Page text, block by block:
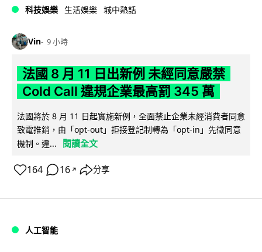
科技娛樂 生活娛樂 城中熱話
Vin 9 小時
法國 8 月 11 日出新例 未經同意嚴禁
Cold Call 違規企業最高罰 345 萬
法國將於 8 月 11 日起實施新例，全面禁止企業未經消費者同意
致電推銷，由「opt-out」拒接登記制轉為「opt-in」先徵同意
機制。違...
閱讀全文
164 16 ↗ 分享
人工智能